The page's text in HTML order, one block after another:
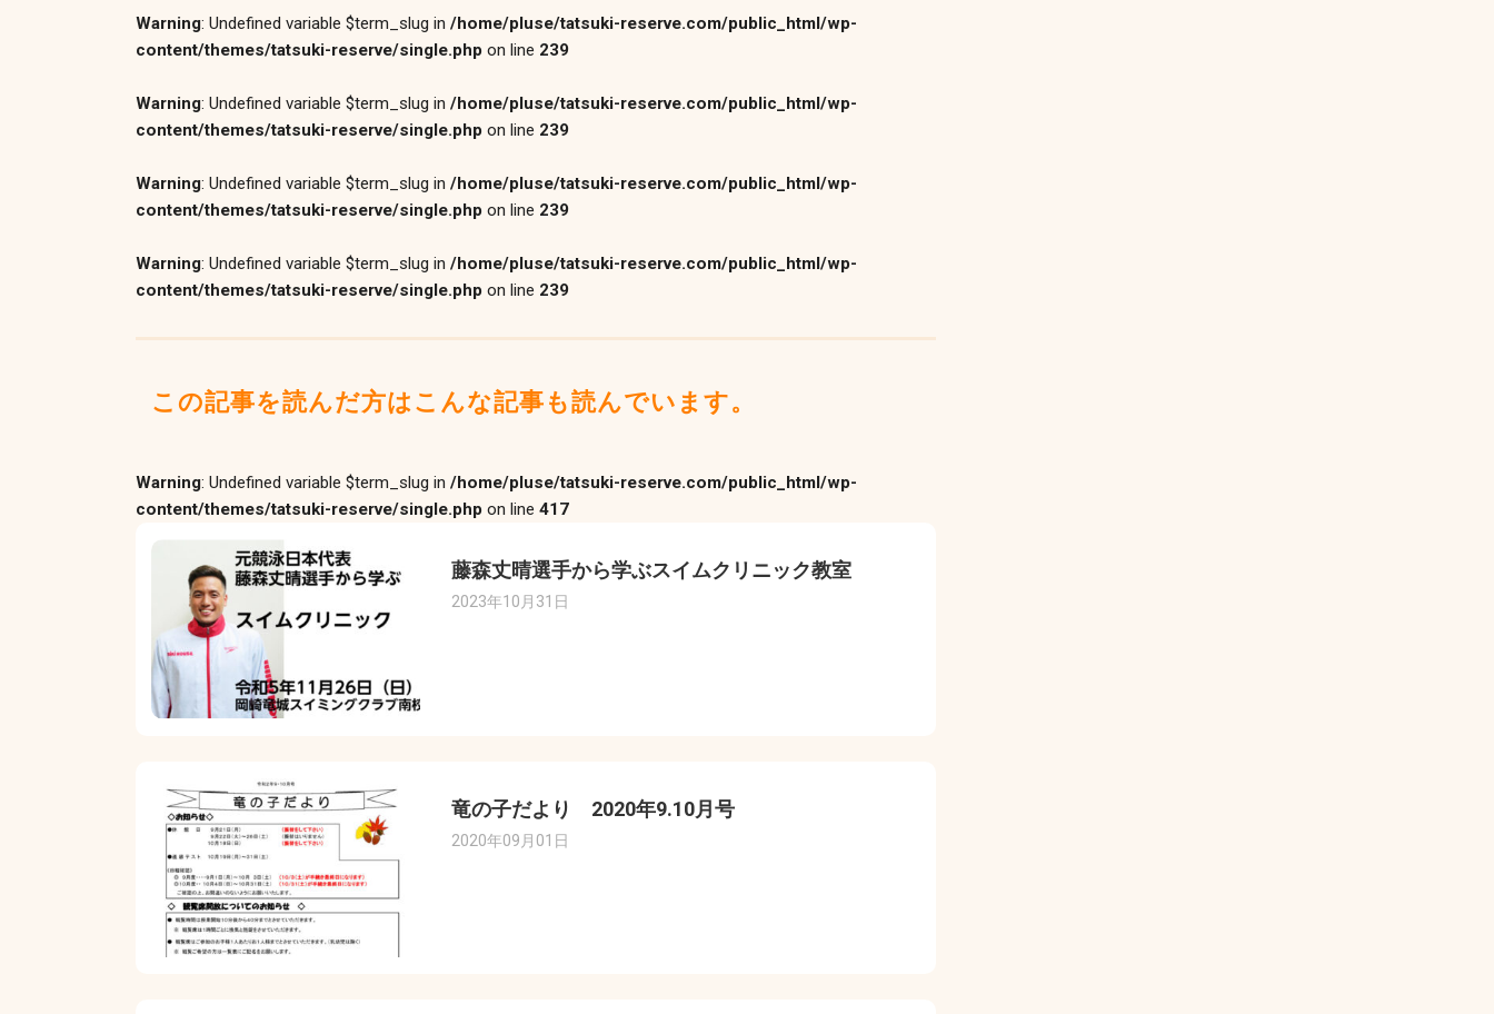
Warning: Undefined variable $term_slug in /home/pluse/tatsuki-reserve.com/public_html/wp-
content/themes/tatsuki-reserve/single.php on line 239
Warning: Undefined variable $term_slug in /home/pluse/tatsuki-reserve.com/public_html/wp-
content/themes/tatsuki-reserve/single.php on line 239
Warning: Undefined variable $term_slug in /home/pluse/tatsuki-reserve.com/public_html/wp-
content/themes/tatsuki-reserve/single.php on line 239
Warning: Undefined variable $term_slug in /home/pluse/tatsuki-reserve.com/public_html/wp-
content/themes/tatsuki-reserve/single.php on line 239
この記事を読んだ方はこんな記事も読んでいます。
Warning: Undefined variable $term_slug in /home/pluse/tatsuki-reserve.com/public_html/wp-
content/themes/tatsuki-reserve/single.php on line 417
藤森丈晴選手から学ぶスイムクリニック教室
2023年10月31日
竜の子だより 2020年9.10月号
2020年09月01日